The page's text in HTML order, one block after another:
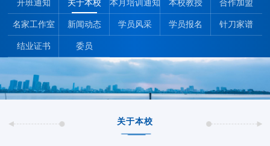
开班通知 关于本校 本月培训通知 本校教授 合作加盟
名家工作室 新闻动态 学员风采 学员报名 针刀家谱
结业证书 委员
关于本校